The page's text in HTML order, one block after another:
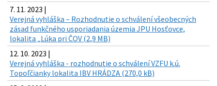
7. 11. 2023 |
Verejná vyhláška – Rozhodnutie o schválení všeobecných
zásad funkčného usporiadania územia JPU Hosťovce,
lokalita „Lúka pri ČOV (2,9 MB)
12. 10. 2023 |
Verejná vyhláška - rozhodnutie o schválení VZFU k.ú.
Topoľčianky lokalita IBV HRÁDZA (270,0 kB)